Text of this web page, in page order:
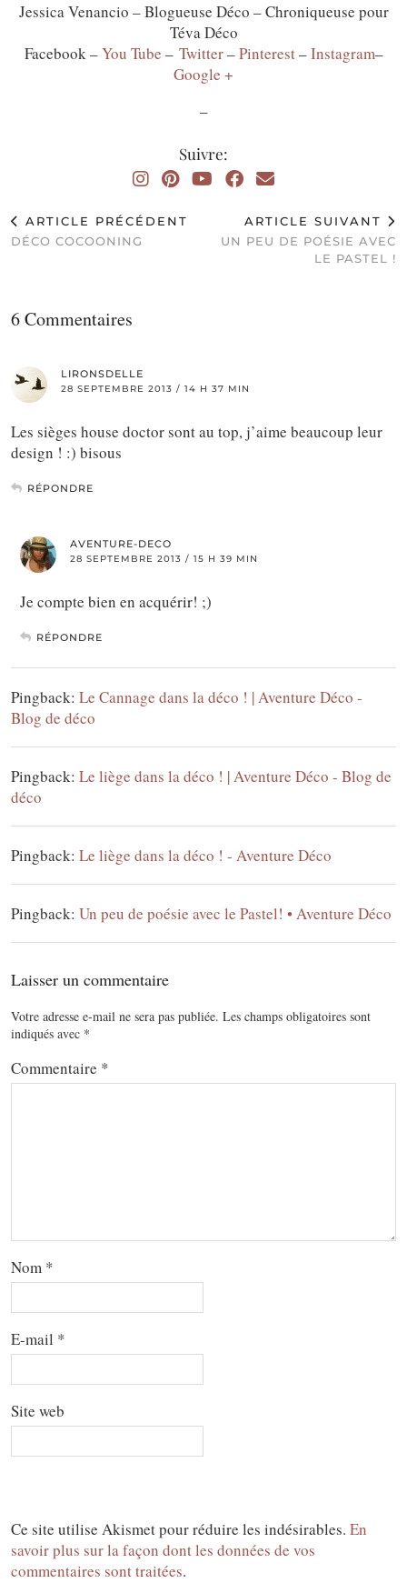
Jessica Venancio – Blogueuse Déco – Chroniqueuse pour
Téva Déco
Facebook –You Tube – Twitter–Pinterest–Instagram–
Google +
–
Suivre:
ARTICLE PRÉCÉDENT
DÉCO COCOONING
ARTICLE SUIVANT
UN PEU DE POÉSIE AVEC
LE PASTEL !
6 Commentaires
LIRONSDELLE
28 SEPTEMBRE 2013 / 14 H 37 MIN
Les sièges house doctor sont au top, j’aime beaucoup leur
design ! :) bisous
RÉPONDRE
AVENTURE-DECO
28 SEPTEMBRE 2013 / 15 H 39 MIN
Je compte bien en acquérir! ;)
RÉPONDRE
Pingback: Le Cannage dans la déco ! | Aventure Déco -
Blog de déco
Pingback: Le liège dans la déco ! | Aventure Déco - Blog de
déco
Pingback: Le liège dans la déco ! - Aventure Déco
Pingback: Un peu de poésie avec le Pastel! • Aventure Déco
Laisser un commentaire
Votre adresse e-mail ne sera pas publiée. Les champs obligatoires sont
indiqués avec *
Commentaire *
Nom *
E-mail *
Site web
Ce site utilise Akismet pour réduire les indésirables. En
savoir plus sur la façon dont les données de vos
commentaires sont traitées.